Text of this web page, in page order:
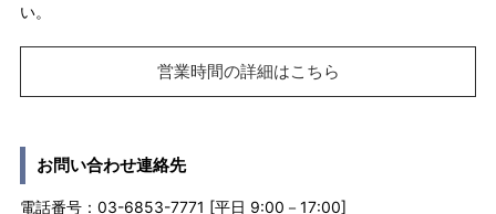
い。
営業時間の詳細はこちら
お問い合わせ連絡先
電話番号：03-6853-7771 [平日 9:00－17:00]